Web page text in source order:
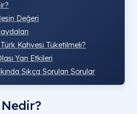
Değeri
Kahvesi Tüketilmeli?
Yan Etkileri
Sıkça Sorulan Sorular